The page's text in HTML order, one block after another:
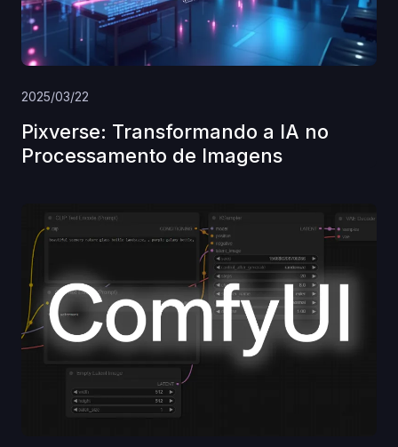
2025/03/22
Pixverse: Transformando a IA no
Processamento de Imagens